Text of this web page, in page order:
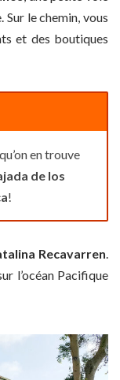
Sur le chemin, vous
et des boutiques
en trouve
de los
!
Recavarren.
l’océan Pacifique